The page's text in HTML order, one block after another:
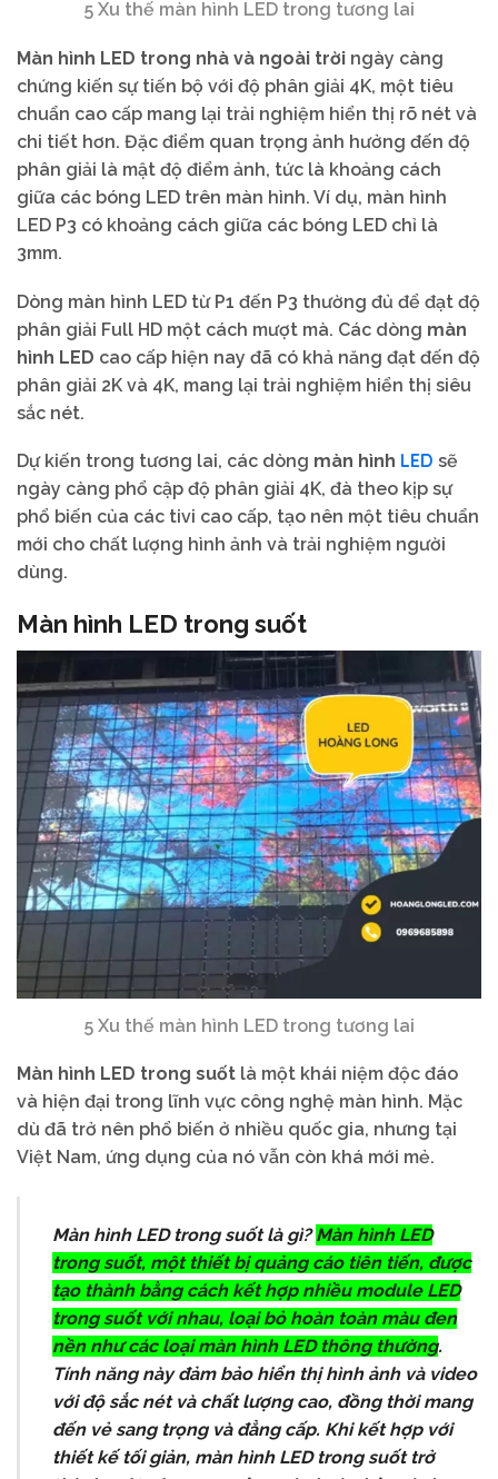
5 Xu thế màn hình LED trong tương lai
Màn hình LED trong nhà và ngoài trời ngày càng
chứng kiến sự tiến bộ với độ phân giải 4K, một tiêu
chuẩn cao cấp mang lại trải nghiệm hiển thị rõ nét và
chi tiết hơn. Đặc điểm quan trọng ảnh hưởng đến độ
phân giải là mật độ điểm ảnh, tức là khoảng cách
giữa các bóng LED trên màn hình. Ví dụ, màn hình
LED P3 có khoảng cách giữa các bóng LED chỉ là
3mm.
Dòng màn hình LED từ P1 đến P3 thường đủ để đạt độ
phân giải Full HD một cách mượt mà. Các dòng màn
hình LED cao cấp hiện nay đã có khả năng đạt đến độ
phân giải 2K và 4K, mang lại trải nghiệm hiển thị siêu
sắc nét.
Dự kiến trong tương lai, các dòng màn hình LED sẽ
ngày càng phổ cập độ phân giải 4K, đà theo kịp sự
phổ biến của các tivi cao cấp, tạo nên một tiêu chuẩn
mới cho chất lượng hình ảnh và trải nghiệm người
dùng.
Màn hình LED trong suốt
5 Xu thế màn hình LED trong tương lai
Màn hình LED trong suốt là một khái niệm độc đáo
và hiện đại trong lĩnh vực công nghệ màn hình. Mặc
dù đã trở nên phổ biến ở nhiều quốc gia, nhưng tại
Việt Nam, ứng dụng của nó vẫn còn khá mới mẻ.
Màn hình LED trong suốt là gì?Màn hình LED
trong suốt, một thiết bị quảng cáo tiên tiến, được
tạo thành bằng cách kết hợp nhiều module LED
trong suốt với nhau, loại bỏ hoàn toàn màu đen
nền như các loại màn hình LED thông thường.
Tính năng này đảm bảo hiển thị hình ảnh và video
với độ sắc nét và chất lượng cao, đồng thời mang
đến vẻ sang trọng và đẳng cấp. Khi kết hợp với
thiết kế tối giản, màn hình LED trong suốt trở